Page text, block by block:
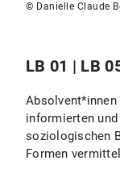
© Danielle Claude
LB 01 | LB
informierten
soziologischen
Formen